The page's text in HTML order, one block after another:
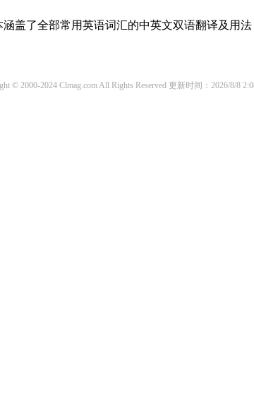
盖了全部常用英语词汇的中英文双语翻译及用法
© 2000-2024 Clmag.com All Rights Reserved 更新时间：2026/8/8